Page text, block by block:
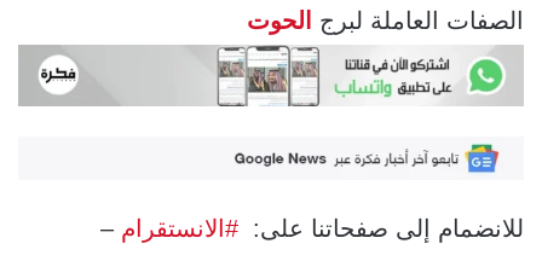
الصفات العاملة لبرج الحوت
للانضمام إلى صفحاتنا على: #الانستقرام –